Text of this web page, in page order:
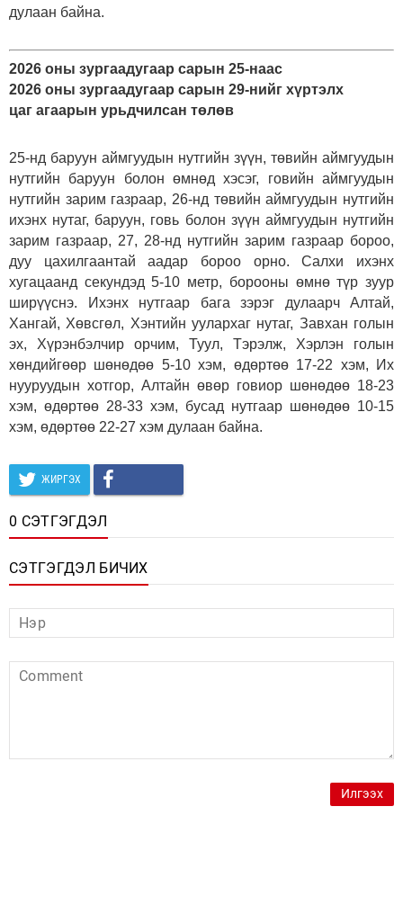
дулаан байна.
2026 оны зургаадугаар сарын 25-наас
2026 оны зургаадугаар сарын 29-нийг хүртэлх
цаг агаарын урьдчилсан төлөв
25-нд баруун аймгуудын нутгийн зүүн, төвийн аймгуудын
нутгийн баруун болон өмнөд хэсэг, говийн аймгуудын
нутгийн зарим газраар, 26-нд төвийн аймгуудын нутгийн
ихэнх нутаг, баруун, говь болон зүүн аймгуудын нутгийн
зарим газраар, 27, 28-нд нутгийн зарим газраар бороо,
дуу цахилгаантай аадар бороо орно. Салхи ихэнх
хугацаанд секундэд 5-10 метр, борооны өмнө түр зуур
ширүүснэ. Ихэнх нутгаар бага зэрэг дулаарч Алтай,
Хангай, Хөвсгөл, Хэнтийн уулархаг нутаг, Завхан голын
эх, Хүрэнбэлчир орчим, Туул, Тэрэлж, Хэрлэн голын
хөндийгөөр шөнөдөө 5-10 хэм, өдөртөө 17-22 хэм, Их
нууруудын хотгор, Алтайн өвөр говиор шөнөдөө 18-23
хэм, өдөртөө 28-33 хэм, бусад нутгаар шөнөдөө 10-15
хэм, өдөртөө 22-27 хэм дулаан байна.
ЖИРГЭХ
0 СЭТГЭГДЭЛ
СЭТГЭГДЭЛ БИЧИХ
Илгээх